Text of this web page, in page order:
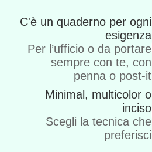
C'è un quaderno per ogni
esigenza
Per l’ufficio o da portare
sempre con te, con
penna o post-it
Minimal, multicolor o
inciso
Scegli la tecnica che
preferisci